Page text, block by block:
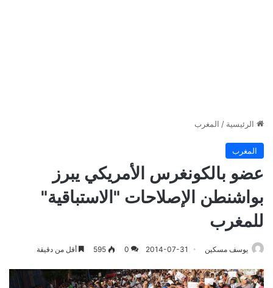
الرئيسية / المغرب
المغرب
عضو بالكونغرس الأمريكي يبرز
بواشنطن الإصلاحات "الاستباقية"
للمغرب
يوسف مسكين 2014-07-31
0
595 أقل من دقيقة